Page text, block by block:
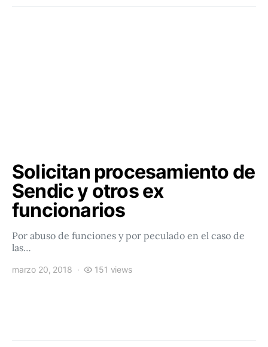
Solicitan procesamiento de
Sendic y otros ex
funcionarios
Por abuso de funciones y por peculado en el caso de
las…
marzo 20, 2018 151 views